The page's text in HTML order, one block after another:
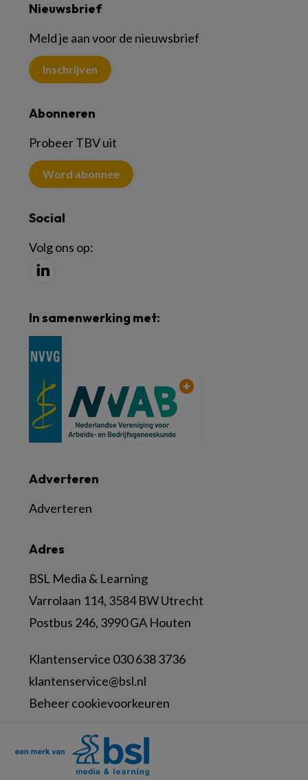
Nieuwsbrief
Meld je aan voor de nieuwsbrief
Inschrijven
Abonneren
Probeer TBV uit
Word abonnee
Social
Volg ons op:
Adres
BSL Media & Learning
Varrolaan 114, 3584 BW Utrecht
Postbus 246, 3990 GA Houten
Klantenservice 030 638 3736
klantenservice@bsl.nl
Beheer cookievoorkeuren
Adverteren
Adverteren
In samenwerking met: